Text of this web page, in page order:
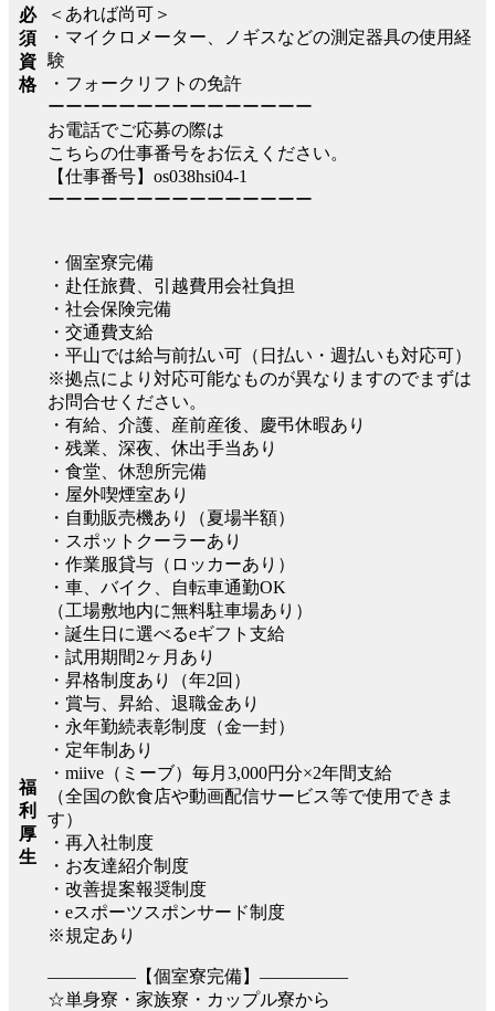
必
須
資
格
＜あれば尚可＞
・マイクロメーター、ノギスなどの測定器具の使用経
験
・フォークリフトの免許
ーーーーーーーーーーーーーーー
お電話でご応募の際は
こちらの仕事番号をお伝えください。
【仕事番号】os038hsi04-1
ーーーーーーーーーーーーーーー
福
利
厚
生
・個室寮完備
・赴任旅費、引越費用会社負担
・社会保険完備
・交通費支給
・平山では給与前払い可（日払い・週払いも対応可）
※拠点により対応可能なものが異なりますのでまずは
お問合せください。
・有給、介護、産前産後、慶弔休暇あり
・残業、深夜、休出手当あり
・食堂、休憩所完備
・屋外喫煙室あり
・自動販売機あり（夏場半額）
・スポットクーラーあり
・作業服貸与（ロッカーあり）
・車、バイク、自転車通勤OK
（工場敷地内に無料駐車場あり）
・誕生日に選べるeギフト支給
・試用期間2ヶ月あり
・昇格制度あり（年2回）
・賞与、昇給、退職金あり
・永年勤続表彰制度（金一封）
・定年制あり
・miive（ミーブ）毎月3,000円分×2年間支給
（全国の飲食店や動画配信サービス等で使用できま
す）
・再入社制度
・お友達紹介制度
・改善提案報奨制度
・eスポーツスポンサード制度
※規定あり
―――――【個室寮完備】―――――
☆単身寮・家族寮・カップル寮から